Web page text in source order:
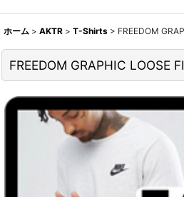
ホーム > AKTR > T-Shirts > FREEDOM
FREEDOM GRAPHIC LOOSE